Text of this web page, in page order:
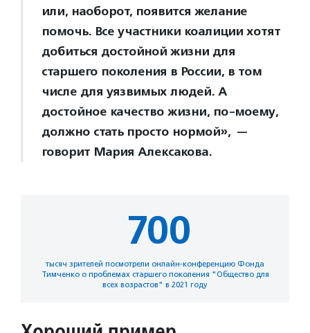
или, наоборот, появится желание
помочь. Все участники коалиции хотят
добиться достойной жизни для
старшего поколения в России, в том
числе для уязвимых людей. А
достойное качество жизни, по-моему,
должно стать просто нормой», —
говорит Мария Алексакова.
700
тысяч зрителей посмотрели онлайн-конференцию Фонда
Тимченко о проблемах старшего поколения "Общество для
всех возрастов" в 2021 году